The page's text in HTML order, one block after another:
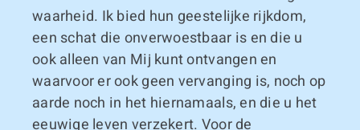
waarheid. Ik bied hun geestelijke rijkdom,
een schat die onverwoestbaar is en die u
ook alleen van Mij kunt ontvangen en
waarvoor er ook geen vervanging is, noch op
aarde noch in het hiernamaals, en die u het
eeuwige leven verzekert. Voor de